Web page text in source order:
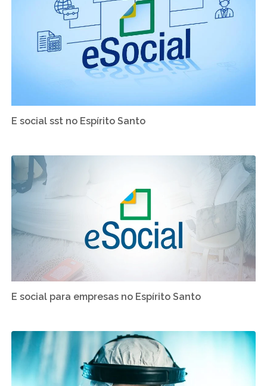
E social sst no Espírito Santo
E social para empresas no Espírito Santo